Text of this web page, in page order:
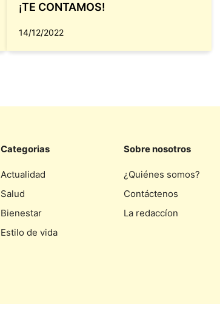
¡TE CONTAMOS!
14/12/2022
Categorias
Actualidad
Salud
Bienestar
Estilo de vida
Sobre nosotros
¿Quiénes somos?
Contáctenos
La redaccíon